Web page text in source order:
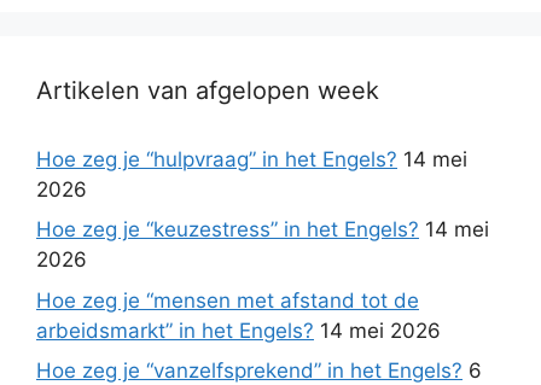
Artikelen van afgelopen week
Hoe zeg je “hulpvraag” in het Engels? 14 mei
2026
Hoe zeg je “keuzestress” in het Engels? 14 mei
2026
Hoe zeg je “mensen met afstand tot de
arbeidsmarkt” in het Engels? 14 mei 2026
Hoe zeg je “vanzelfsprekend” in het Engels? 6